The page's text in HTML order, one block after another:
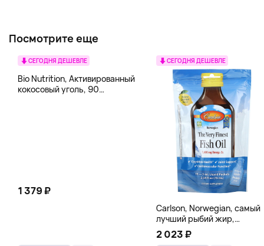
Посмотрите еще
СЕГОДНЯ ДЕШЕВЛЕ
Bio Nutrition, Активированный
кокосовый уголь, 90
1 379 ₽
СЕГОДНЯ ДЕШЕВЛЕ
Carlson, Norwegian, самый
лучший рыбий жир,
натуральный лимон, 15
пакетиков (5 мл) каждый
2 023 ₽